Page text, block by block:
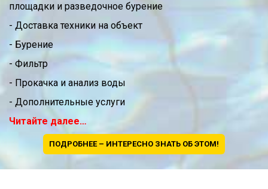
площадки и разведочное бурение
- Доставка техники на объект
- Бурение
- Фильтр
- Прокачка и анализ воды
- Дополнительные услуги
Читайте далее…
ПОДРОБНЕЕ – ИНТЕРЕСНО ЗНАТЬ ОБ ЭТОМ!